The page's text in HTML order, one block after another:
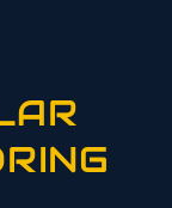
schreiben